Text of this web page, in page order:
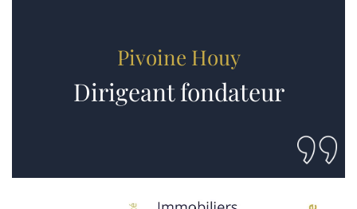
Pivoine Houy
Dirigeant fondateur